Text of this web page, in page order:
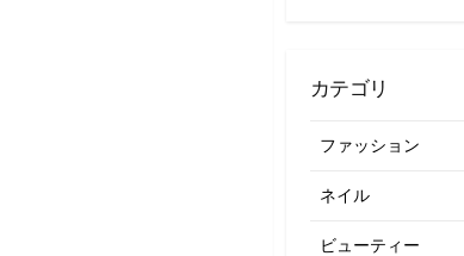
カテゴリ
ファッション
ネイル
ビューティー